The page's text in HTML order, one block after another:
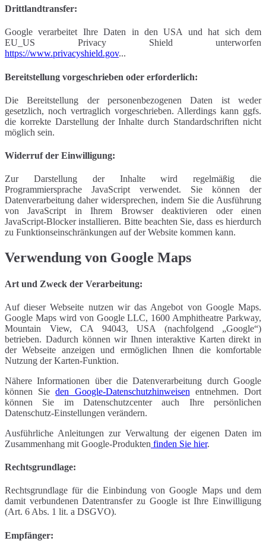
Drittlandtransfer:
Google verarbeitet Ihre Daten in den USA und hat sich dem
EU_US Privacy Shield unterworfen
https://www.privacyshield.gov...
Bereitstellung vorgeschrieben oder erforderlich:
Die Bereitstellung der personenbezogenen Daten ist weder
gesetzlich, noch vertraglich vorgeschrieben. Allerdings kann ggfs.
die korrekte Darstellung der Inhalte durch Standardschriften nicht
möglich sein.
Widerruf der Einwilligung:
Zur Darstellung der Inhalte wird regelmäßig die
Programmiersprache JavaScript verwendet. Sie können der
Datenverarbeitung daher widersprechen, indem Sie die Ausführung
von JavaScript in Ihrem Browser deaktivieren oder einen
JavaScript-Blocker installieren. Bitte beachten Sie, dass es hierdurch
zu Funktionseinschränkungen auf der Website kommen kann.
Verwendung von Google Maps
Art und Zweck der Verarbeitung:
Auf dieser Webseite nutzen wir das Angebot von Google Maps.
Google Maps wird von Google LLC, 1600 Amphitheatre Parkway,
Mountain View, CA 94043, USA (nachfolgend „Google“)
betrieben. Dadurch können wir Ihnen interaktive Karten direkt in
der Webseite anzeigen und ermöglichen Ihnen die komfortable
Nutzung der Karten-Funktion.
Nähere Informationen über die Datenverarbeitung durch Google
können Sieden Google-Datenschutzhinweisen entnehmen. Dort
können Sie im Datenschutzcenter auch Ihre persönlichen
Datenschutz-Einstellungen verändern.
Ausführliche Anleitungen zur Verwaltung der eigenen Daten im
Zusammenhang mit Google-Produkten finden Sie hier.
Rechtsgrundlage:
Rechtsgrundlage für die Einbindung von Google Maps und dem
damit verbundenen Datentransfer zu Google ist Ihre Einwilligung
(Art. 6 Abs. 1 lit. a DSGVO).
Empfänger: